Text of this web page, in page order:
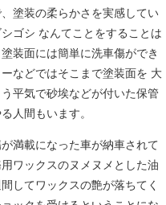
塗装の柔らかさ を実感してい
ゴシ なんてことをすることは
装面には簡単に洗車傷ができ
などではそこまで塗装面を 大
平気で砂埃などが付いた保管
人間もいます。
満載になった車が納車されて
ワックスのヌメヌメとした油
してワックスの艶が落ちてく